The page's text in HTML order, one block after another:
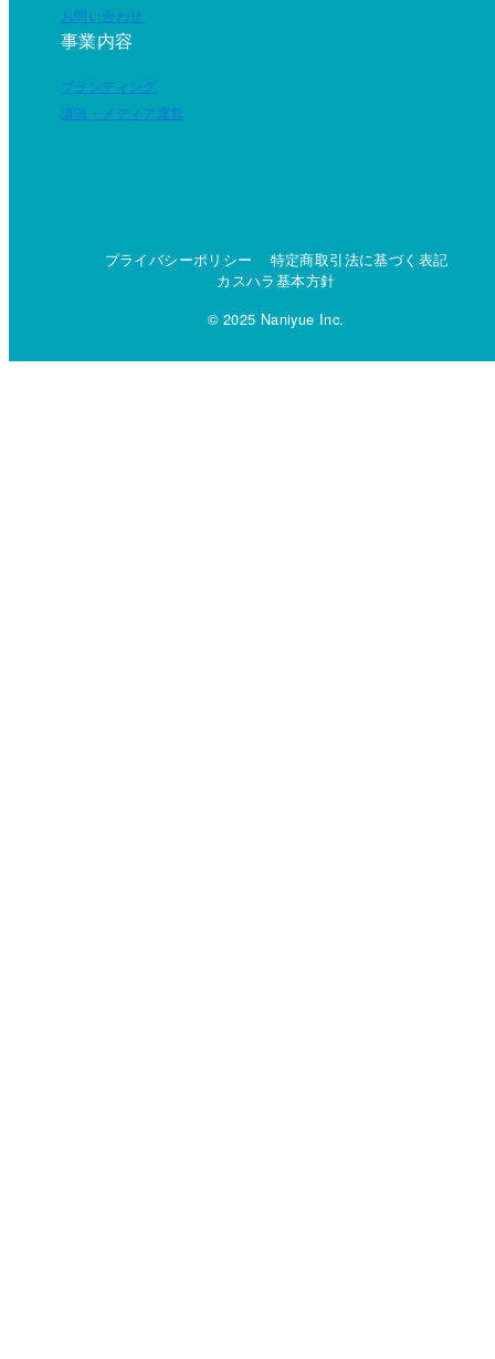
お問い合わせ
事業内容
ブランディング
講演・メディア運営
プライバシーポリシー
特定商取引法に基づく表記
カスハラ基本方針
© 2025 Naniyue Inc.